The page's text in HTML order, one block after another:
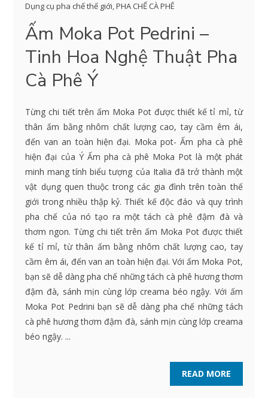
Dụng cụ pha chế thế giới,PHA CHẾ CÀ PHÊ
Ấm Moka Pot Pedrini –
Tinh Hoa Nghệ Thuật Pha
Cà Phê Ý
Từng chi tiết trên ấm Moka Pot được thiết kế tỉ mỉ, từ
thân ấm bằng nhôm chất lượng cao, tay cầm êm ái,
đến van an toàn hiện đại. Moka pot- Ấm pha cà phê
hiện đại của Ý Ấm pha cà phê Moka Pot là một phát
minh mang tính biểu tượng của Italia đã trở thành một
vật dụng quen thuộc trong các gia đình trên toàn thế
giới trong nhiều thập kỷ. Thiết kế độc đáo và quy trình
pha chế của nó tạo ra một tách cà phê đậm đà và
thơm ngon. Từng chi tiết trên ấm Moka Pot được thiết
kế tỉ mỉ, từ thân ấm bằng nhôm chất lượng cao, tay
cầm êm ái, đến van an toàn hiện đại. Với ấm Moka Pot,
bạn sẽ dễ dàng pha chế những tách cà phê hương thơm
đậm đà, sánh mịn cùng lớp creama béo ngậy. Với ấm
Moka Pot Pedrini bạn sẽ dễ dàng pha chế những tách
cà phê hương thơm đậm đà, sánh mịn cùng lớp creama
béo ngậy. ...
READ MORE